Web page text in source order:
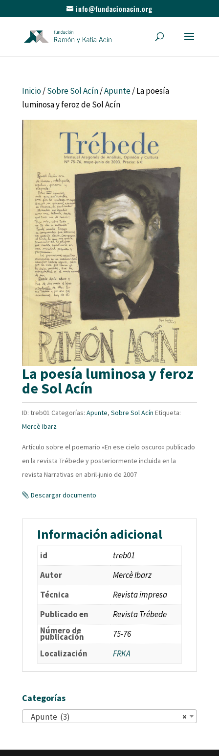
info@fundacionacin.org
Inicio/Sobre Sol Acín/Apunte/ La poesía
luminosa y feroz de Sol Acín
La poesía luminosa y feroz
de Sol Acín
ID: treb01 Categorías: Apunte, Sobre Sol Acín Etiqueta:
Mercè Ibarz
Artículo sobre el poemario «En ese cielo oscuro» publicado
en la revista Trébede y posteriormente incluida en la
revista Narrativas en abril-junio de 2007
Descargar documento
Información adicional
id
treb01
Autor
Mercè Ibarz
Técnica
Revista impresa
Publicado en
Revista Trébede
Número de
publicación
75-76
Localización
FRKA
Categorías
×
Apunte (3)